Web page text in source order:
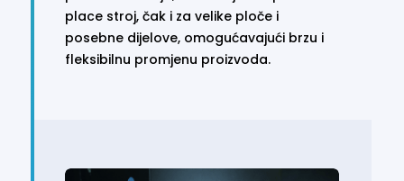
place stroj, čak i za velike ploče i
posebne dijelove, omogućavajući brzu i
fleksibilnu promjenu proizvoda.